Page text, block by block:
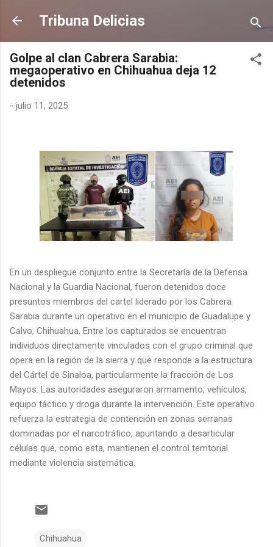
Ir al contenido principal
Tribuna Delicias
Golpe al clan Cabrera Sarabia:
megaoperativo en Chihuahua deja 12
detenidos
- julio 11, 2025
En un despliegue conjunto entre la Secretaría de la Defensa
Nacional y la Guardia Nacional, fueron detenidos doce
presuntos miembros del cartel liderado por los Cabrera
Sarabia durante un operativo en el municipio de Guadalupe y
Calvo, Chihuahua. Entre los capturados se encuentran
individuos directamente vinculados con el grupo criminal que
opera en la región de la sierra y que responde a la estructura
del Cártel de Sinaloa, particularmente la fracción de Los
Mayos. Las autoridades aseguraron armamento, vehículos,
equipo táctico y droga durante la intervención. Este operativo
refuerza la estrategia de contención en zonas serranas
dominadas por el narcotráfico, apuntando a desarticular
células que, como esta, mantienen el control territorial
mediante violencia sistemática.
Chihuahua